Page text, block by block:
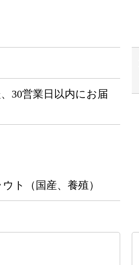
30営業日以内にお届
ト（国産、養殖）